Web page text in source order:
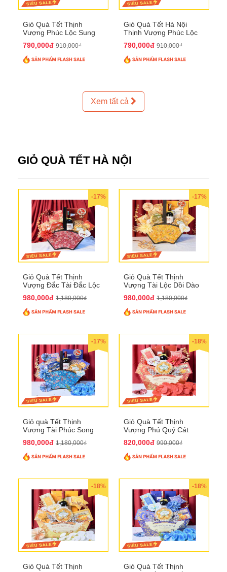
Giỏ Quà Tết Thịnh
Vượng Phúc Lộc Sung
790,000đ 910,000₫
Giỏ Quà Tết Hà Nội
Thịnh Vượng Phúc Lộc
790,000đ 910,000₫
Xem tất cả
GIỎ QUÀ TẾT HÀ NỘI
-17%
Giỏ Quà Tết Thịnh
Vượng Đắc Tài Đắc Lộc
980,000đ 1,180,000₫
-17%
Giỏ Quà Tết Thịnh
Vượng Tài Lộc Dồi Dào
980,000đ 1,180,000₫
-17%
Giỏ quà Tết Thịnh
Vượng Tài Phúc Song
980,000đ 1,180,000₫
-18%
Giỏ Quà Tết Thịnh
Vượng Phú Quý Cát
820,000đ 990,000₫
-18%
Giỏ Quà Tết Thịnh
-18%
Giỏ Quà Tết Thịnh